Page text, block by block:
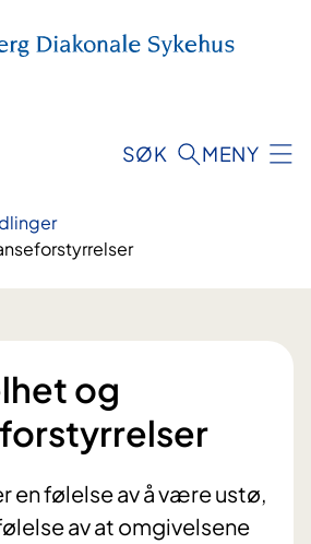
SØK MENY
og
en følelse av å være ustø,
av at omgivelsene